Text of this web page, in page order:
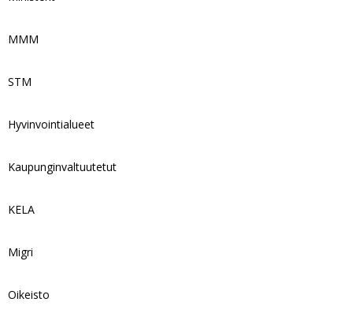
MMM
STM
Hyvinvointialueet
Kaupunginvaltuutetut
KELA
Migri
Oikeisto